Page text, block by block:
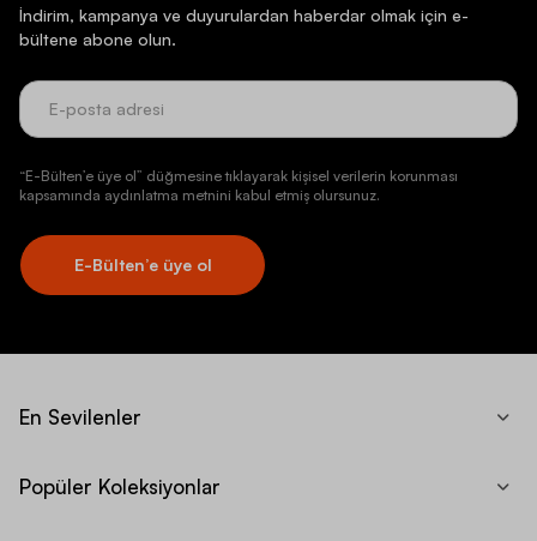
İndirim, kampanya ve duyurulardan haberdar olmak için e-
bültene abone olun.
“E-Bülten’e üye ol” düğmesine tıklayarak kişisel verilerin korunması
kapsamında aydınlatma metnini kabul etmiş olursunuz.
E-Bülten’e üye ol
En Sevilenler
Popüler Koleksiyonlar